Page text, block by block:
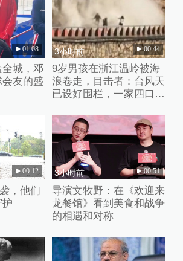
01:08
城，邓
友的盛
3小时前 00:44
9岁男孩在浙江温岭被海
浪卷走，目击者：台风天
已设好围栏，一家四口翻
00:12
，他们
3小时前 00:51
导演文牧野：在《欢迎来
龙餐馆》看到美食和战争
的相遇和对称